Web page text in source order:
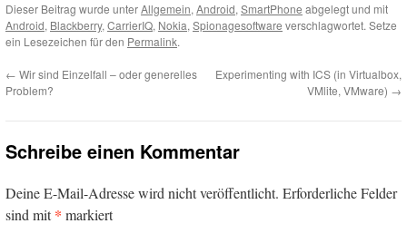
Dieser Beitrag wurde unterAllgemein, Android, SmartPhone abgelegt und mit
Android, Blackberry, CarrierIQ, Nokia, Spionagesoftware verschlagwortet. Setze
ein Lesezeichen für den Permalink.
← Wir sind Einzelfall – oder generelles
Problem?
Experimenting with ICS (in Virtualbox,
VMlite, VMware) →
Schreibe einen Kommentar
Deine E-Mail-Adresse wird nicht veröffentlicht. Erforderliche Felder
sind mit* markiert